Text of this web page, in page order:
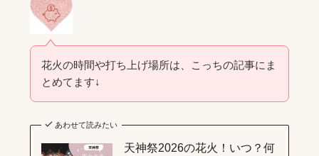
花火の時間や打ち上げ場所は、こっちの記事にま
とめてます↓
あわせて読みたい
天神祭2026の花火！いつ？何